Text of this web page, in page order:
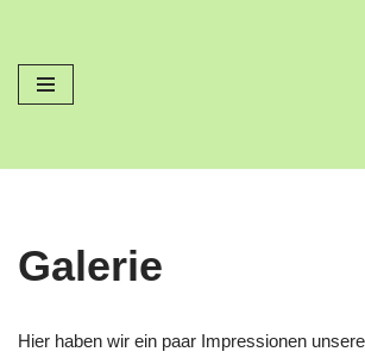
Zum
Inhalt
Galerie
Hier haben wir ein paar Impressionen